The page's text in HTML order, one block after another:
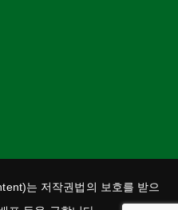
는 저작권법의 보호를 받으